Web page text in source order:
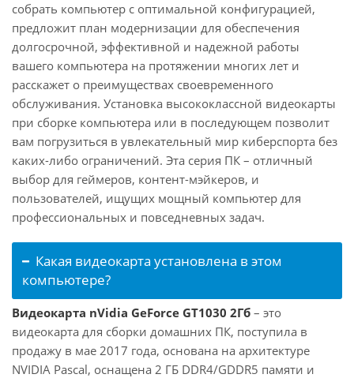
собрать компьютер с оптимальной конфигурацией,
предложит план модернизации для обеспечения
долгосрочной, эффективной и надежной работы
вашего компьютера на протяжении многих лет и
расскажет о преимуществах своевременного
обслуживания. Установка высококлассной видеокарты
при сборке компьютера или в последующем позволит
вам погрузиться в увлекательный мир киберспорта без
каких-либо ограничений. Эта серия ПК – отличный
выбор для геймеров, контент-мэйкеров, и
пользователей, ищущих мощный компьютер для
профессиональных и повседневных задач.
Какая видеокарта установлена в этом
компьютере?
Видеокарта nVidia GeForce GT1030 2Гб – это
видеокарта для сборки домашних ПК, поступила в
продажу в мае 2017 года, основана на архитектуре
NVIDIA Pascal, оснащена 2 ГБ DDR4/GDDR5 памяти и